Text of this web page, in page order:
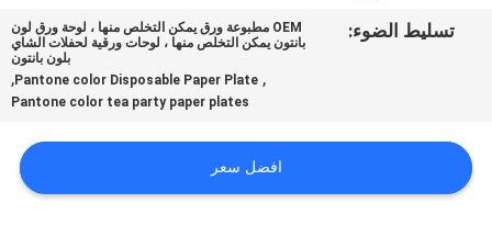
اطلب
تسليط الضوء:
OEM مطبوعة ورق يمكن التخلص منها ، لوحة ورق لون
بانتون يمكن التخلص منها ، لوحات ورقية لحفلات الشاي
بلون بانتون
,
Pantone color Disposable Paper Plate
,
Pantone color tea party paper plates
افضل سعر